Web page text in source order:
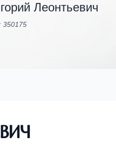
Леонтьевич
350175